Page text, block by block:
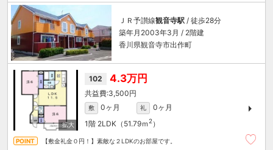
ＪＲ予讃線観音寺駅 / 徒歩28分
築年月2003年3月 / 2階建
香川県観音寺市出作町
102 4.3万円
3,500円
敷 0ヶ月 礼
0ヶ月
1階 2LDK（51.79ｍ 2）
【敷金礼金０円！】素敵な２LDKのお部屋です。